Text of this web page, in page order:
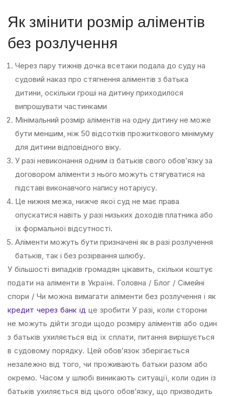
Як змінити розмір аліментів
без розлучення
Через пару тижнів дочка всетаки подала до суду на
судовий наказ про стягнення аліментів з батька
дитини, оскільки гроші на дитину приходилося
випрошувати частинками
Мінімальний розмір аліментів на одну дитину не може
бути меншим, ніж 50 відсотків прожиткового мінімуму
для дитини відповідного віку.
У разі невиконання одним із батьків свого обов’язку за
договором аліменти з нього можуть стягуватися на
підставі виконавчого напису нотаріусу.
Це нижня межа, нижче якої суд не має права
опускатися навіть у разі низьких доходів платника або
їх формальної відсутності.
Аліменти можуть бути призначені як в разі розлучення
батьків, так і без розірвання шлюбу.
У більшості випадків громадян цікавить, скільки коштує
подати на аліменти в Україні. Головна / Блог / Сімейні
спори / Чи можна вимагати аліменти без розлучення і як
кредит через банк ід це зробити У разі, коли сторони
не можуть дійти згоди щодо розміру аліментів або один
з батьків ухиляється від їх сплати, питання вирішується
в судовому порядку. Цей обов’язок зберігається
незалежно від того, чи проживають батьки разом або
окремо. Часом у шлюбі виникають ситуації, коли один із
батьків ухиляється від цього обов’язку, що призводить